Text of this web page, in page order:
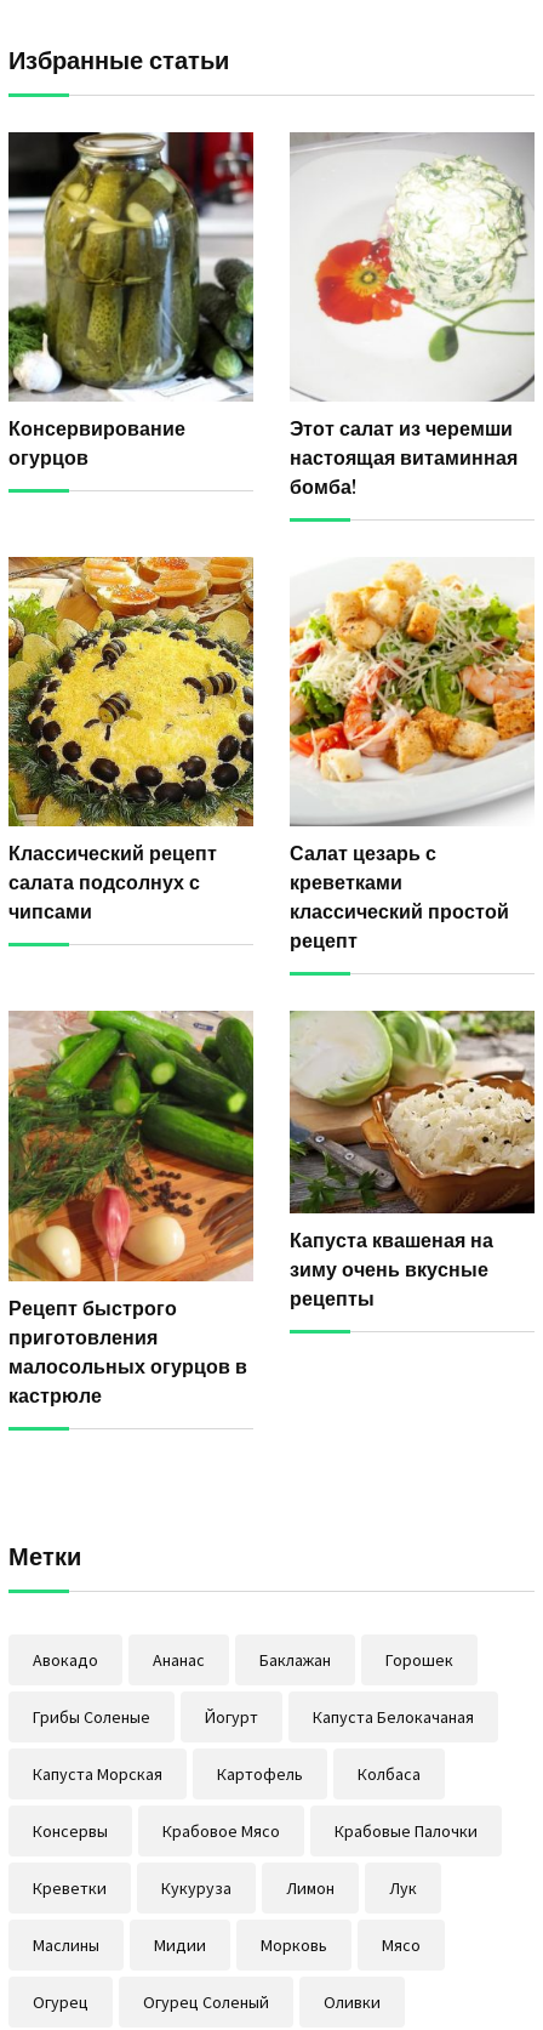
Избранные статьи
Консервирование
огурцов
Этот салат из черемши
настоящая витаминная
бомба!
Классический рецепт
салата подсолнух с
чипсами
Салат цезарь с
креветками
классический простой
рецепт
Рецепт быстрого
приготовления
малосольных огурцов в
кастрюле
Капуста квашеная на
зиму очень вкусные
рецепты
Метки
Авокадо Ананас Баклажан Горошек
Грибы Соленые Йогурт Капуста Белокачаная
Капуста Морская Картофель Колбаса
Консервы Крабовое Мясо Крабовые Палочки
Креветки Кукуруза Лимон Лук
Маслины Мидии Морковь Мясо
Огурец Огурец Соленый Оливки